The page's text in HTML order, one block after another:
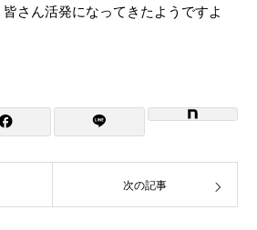
さん活発になってきたようですよ
次の記事